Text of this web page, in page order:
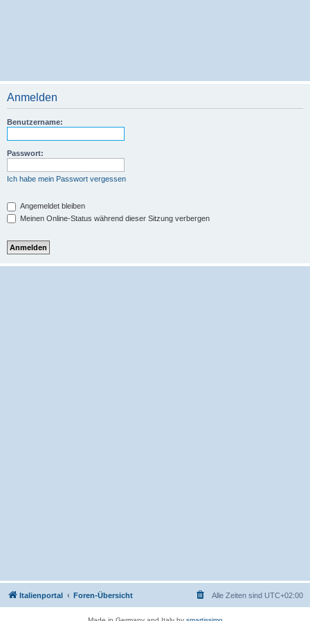
Anmelden
Benutzername:
Passwort:
Ich habe mein Passwort vergessen
Angemeldet bleiben
Meinen Online-Status während dieser Sitzung verbergen
Italienportal Foren-Übersicht Alle Zeiten sind UTC+02:00